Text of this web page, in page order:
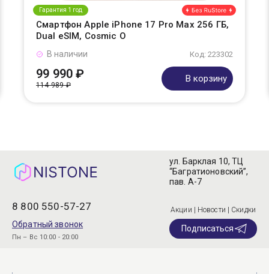
Гарантия 1 год
Смартфон Apple iPhone 17 Pro Max 256 ГБ,
Dual eSIM, Cosmic O
Код: 223302
В наличии
99 990 ₽
114 989 ₽
В корзину
8 800 550-57-27
Обратный звонок
Пн – Вс 10:00 - 20:00
ул. Барклая 10, ТЦ
“Багратионовский”,
пав. А-7
Акции | Новости | Скидки
Подписаться